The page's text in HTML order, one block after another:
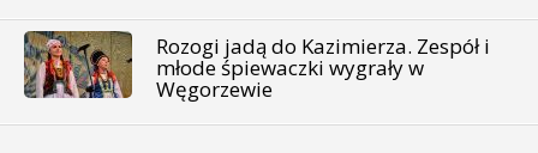
Rozogi jadą do Kazimierza. Zespół i
młode śpiewaczki wygrały w
Węgorzewie